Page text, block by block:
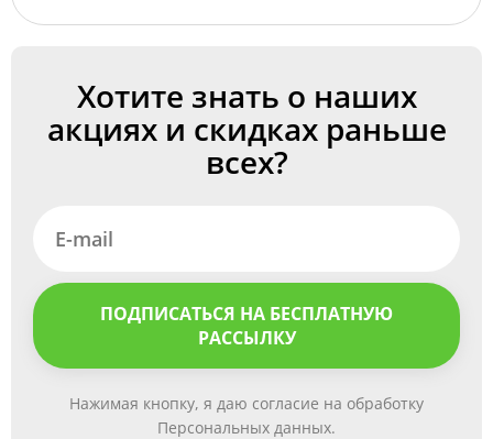
Хотите знать о наших
акциях и скидках раньше
всех?
ПОДПИСАТЬСЯ НА БЕСПЛАТНУЮ
РАССЫЛКУ
Нажимая кнопку, я даю согласие на обработку
Персональных данных.